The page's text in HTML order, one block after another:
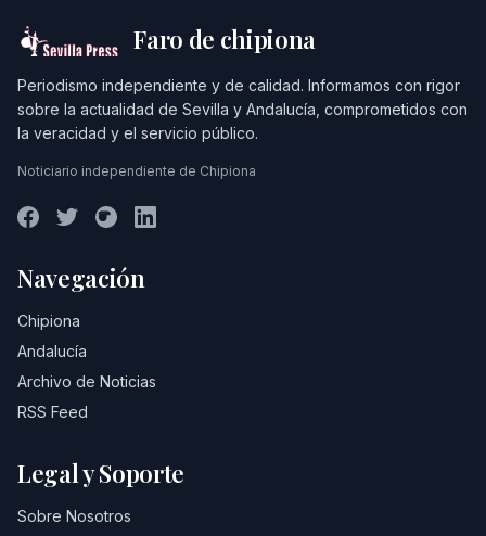
Faro de chipiona
Periodismo independiente y de calidad. Informamos con rigor
sobre la actualidad de Sevilla y Andalucía, comprometidos con
la veracidad y el servicio público.
Noticiario independiente de Chipiona
Navegación
Chipiona
Andalucía
Archivo de Noticias
RSS Feed
Legal y Soporte
Sobre Nosotros